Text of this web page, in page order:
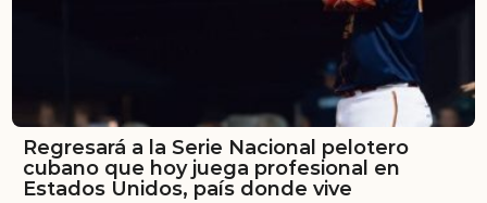
Regresará a la Serie Nacional pelotero
cubano que hoy juega profesional en
Estados Unidos, país donde vive